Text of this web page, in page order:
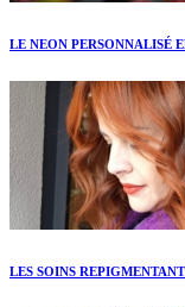
LE NEON PERSONNALISÉ
LES SOINS